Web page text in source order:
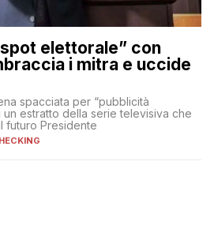
elettorale” con
i mitra e uccide
spacciata per “pubblicità
un estratto della serie televisiva che
futuro Presidente